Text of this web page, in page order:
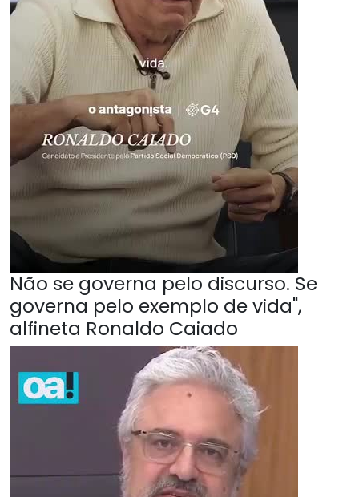
Não se governa pelo discurso. Se
governa pelo exemplo de vida",
alfineta Ronaldo Caiado